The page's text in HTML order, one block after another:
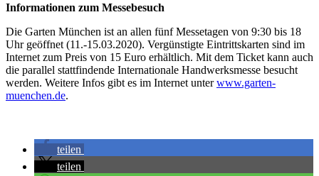
Informationen zum Messebesuch
Die Garten München ist an allen fünf Messetagen von 9:30 bis 18
Uhr geöffnet (11.-15.03.2020). Vergünstigte Eintrittskarten sind im
Internet zum Preis von 15 Euro erhältlich. Mit dem Ticket kann auch
die parallel stattfindende Internationale Handwerksmesse besucht
werden. Weitere Infos gibt es im Internet unterwww.garten-
muenchen.de.
teilen
teilen